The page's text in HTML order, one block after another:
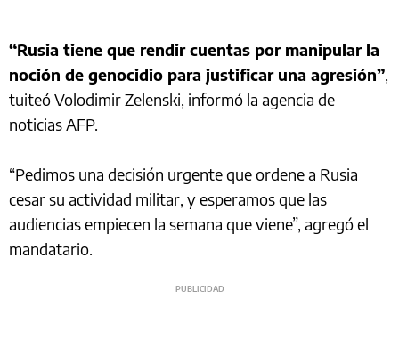
“Rusia tiene que rendir cuentas por manipular la
noción de genocidio para justificar una agresión”,
tuiteó Volodimir Zelenski, informó la agencia de
noticias AFP.
“Pedimos una decisión urgente que ordene a Rusia
cesar su actividad militar, y esperamos que las
audiencias empiecen la semana que viene”, agregó el
mandatario.